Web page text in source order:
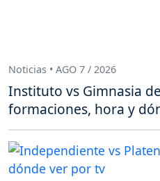
Noticias • AGO 7 / 2026
Instituto vs Gimnasia
formaciones, hora y